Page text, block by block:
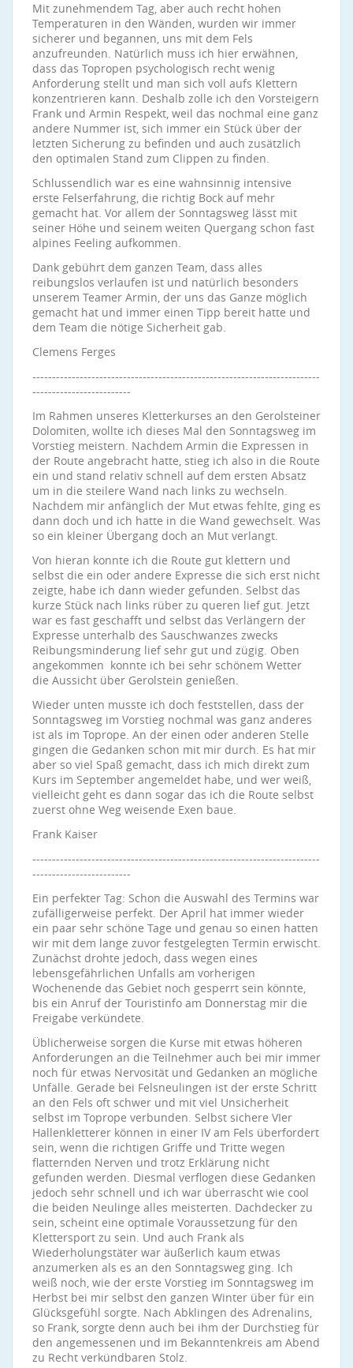
Mit zunehmendem Tag, aber auch recht hohen
Temperaturen in den Wänden, wurden wir immer
sicherer und begannen, uns mit dem Fels
anzufreunden. Natürlich muss ich hier erwähnen,
dass das Topropen psychologisch recht wenig
Anforderung stellt und man sich voll aufs Klettern
konzentrieren kann. Deshalb zolle ich den Vorsteigern
Frank und Armin Respekt, weil das nochmal eine ganz
andere Nummer ist, sich immer ein Stück über der
letzten Sicherung zu befinden und auch zusätzlich
den optimalen Stand zum Clippen zu finden.
Schlussendlich war es eine wahnsinnig intensive
erste Felserfahrung, die richtig Bock auf mehr
gemacht hat. Vor allem der Sonntagsweg lässt mit
seiner Höhe und seinem weiten Quergang schon fast
alpines Feeling aufkommen.
Dank gebührt dem ganzen Team, dass alles
reibungslos verlaufen ist und natürlich besonders
unserem Teamer Armin, der uns das Ganze möglich
gemacht hat und immer einen Tipp bereit hatte und
dem Team die nötige Sicherheit gab.
Clemens Ferges
-------------------------------------------------------------------------
-------------------------
Im Rahmen unseres Kletterkurses an den Gerolsteiner
Dolomiten, wollte ich dieses Mal den Sonntagsweg im
Vorstieg meistern. Nachdem Armin die Expressen in
der Route angebracht hatte, stieg ich also in die Route
ein und stand relativ schnell auf dem ersten Absatz
um in die steilere Wand nach links zu wechseln.
Nachdem mir anfänglich der Mut etwas fehlte, ging es
dann doch und ich hatte in die Wand gewechselt. Was
so ein kleiner Übergang doch an Mut verlangt.
Von hieran konnte ich die Route gut klettern und
selbst die ein oder andere Expresse die sich erst nicht
zeigte, habe ich dann wieder gefunden. Selbst das
kurze Stück nach links rüber zu queren lief gut. Jetzt
war es fast geschafft und selbst das Verlängern der
Expresse unterhalb des Sauschwanzes zwecks
Reibungsminderung lief sehr gut und zügig. Oben
angekommen konnte ich bei sehr schönem Wetter
die Aussicht über Gerolstein genießen.
Wieder unten musste ich doch feststellen, dass der
Sonntagsweg im Vorstieg nochmal was ganz anderes
ist als im Toprope. An der einen oder anderen Stelle
gingen die Gedanken schon mit mir durch. Es hat mir
aber so viel Spaß gemacht, dass ich mich direkt zum
Kurs im September angemeldet habe, und wer weiß,
vielleicht geht es dann sogar das ich die Route selbst
zuerst ohne Weg weisende Exen baue.
Frank Kaiser
-------------------------------------------------------------------------
-------------------------
Ein perfekter Tag: Schon die Auswahl des Termins war
zufälligerweise perfekt. Der April hat immer wieder
ein paar sehr schöne Tage und genau so einen hatten
wir mit dem lange zuvor festgelegten Termin erwischt.
Zunächst drohte jedoch, dass wegen eines
lebensgefährlichen Unfalls am vorherigen
Wochenende das Gebiet noch gesperrt sein könnte,
bis ein Anruf der Touristinfo am Donnerstag mir die
Freigabe verkündete.
Üblicherweise sorgen die Kurse mit etwas höheren
Anforderungen an die Teilnehmer auch bei mir immer
noch für etwas Nervosität und Gedanken an mögliche
Unfälle. Gerade bei Felsneulingen ist der erste Schritt
an den Fels oft schwer und mit viel Unsicherheit
selbst im Toprope verbunden. Selbst sichere VIer
Hallenkletterer können in einer IV am Fels überfordert
sein, wenn die richtigen Griffe und Tritte wegen
flatternden Nerven und trotz Erklärung nicht
gefunden werden. Diesmal verflogen diese Gedanken
jedoch sehr schnell und ich war überrascht wie cool
die beiden Neulinge alles meisterten. Dachdecker zu
sein, scheint eine optimale Voraussetzung für den
Klettersport zu sein. Und auch Frank als
Wiederholungstäter war äußerlich kaum etwas
anzumerken als es an den Sonntagsweg ging. Ich
weiß noch, wie der erste Vorstieg im Sonntagsweg im
Herbst bei mir selbst den ganzen Winter über für ein
Glücksgefühl sorgte. Nach Abklingen des Adrenalins,
so Frank, sorgte denn auch bei ihm der Durchstieg für
den angemessenen und im Bekanntenkreis am Abend
zu Recht verkündbaren Stolz.